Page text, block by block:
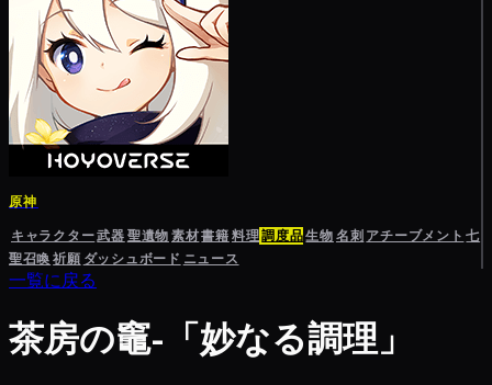
原神
キャラクター武器聖遺物素材書籍料理調度品生物名刺 アチーブメント 七
聖召喚祈願 ダッシュボード ニュース
一覧に戻る
茶房の竈-「妙なる調理」